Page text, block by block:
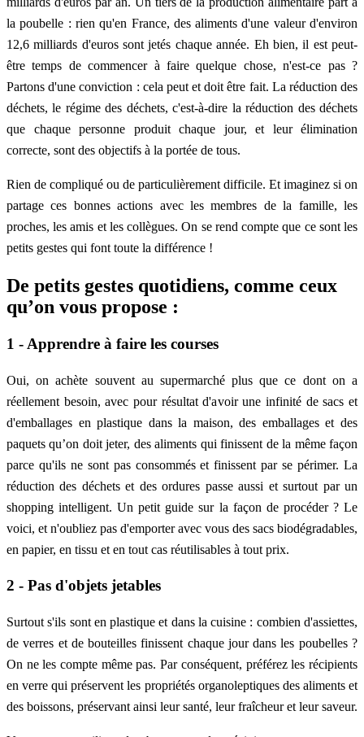
la poubelle : rien qu'en France, des aliments d'une valeur d'environ
12,6 milliards d'euros sont jetés chaque année. Eh bien, il est peut-
être temps de commencer à faire quelque chose, n'est-ce pas ?
Partons d'une conviction : cela peut et doit être fait. La réduction des
déchets, le régime des déchets, c'est-à-dire la réduction des déchets
que chaque personne produit chaque jour, et leur élimination
correcte, sont des objectifs à la portée de tous.
Rien de compliqué ou de particulièrement difficile. Et imaginez si on
partage ces bonnes actions avec les membres de la famille, les
proches, les amis et les collègues. On se rend compte que ce sont les
petits gestes qui font toute la différence !
De petits gestes quotidiens, comme ceux
qu’on vous propose :
1 - Apprendre à faire les courses
Oui, on achète souvent au supermarché plus que ce dont on a
réellement besoin, avec pour résultat d'avoir une infinité de sacs et
d'emballages en plastique dans la maison, des emballages et des
paquets qu’on doit jeter, des aliments qui finissent de la même façon
parce qu'ils ne sont pas consommés et finissent par se périmer. La
réduction des déchets et des ordures passe aussi et surtout par un
shopping intelligent. Un petit guide sur la façon de procéder ? Le
voici, et n'oubliez pas d'emporter avec vous des sacs biodégradables,
en papier, en tissu et en tout cas réutilisables à tout prix.
2 - Pas d'objets jetables
Surtout s'ils sont en plastique et dans la cuisine : combien d'assiettes,
de verres et de bouteilles finissent chaque jour dans les poubelles ?
On ne les compte même pas. Par conséquent, préférez les récipients
en verre qui préservent les propriétés organoleptiques des aliments et
des boissons, préservant ainsi leur santé, leur fraîcheur et leur saveur.